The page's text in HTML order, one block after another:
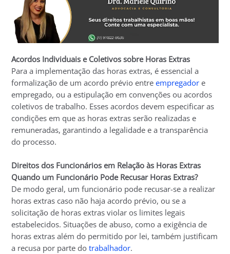
Acordos Individuais e Coletivos sobre Horas Extras
Para a implementação das horas extras, é essencial a
formalização de um acordo prévio entreempregador e
empregado, ou a estipulação em convenções ou acordos
coletivos de trabalho. Esses acordos devem especificar as
condições em que as horas extras serão realizadas e
remuneradas, garantindo a legalidade e a transparência
do processo.
Direitos dos Funcionários em Relação às Horas Extras
Quando um Funcionário Pode Recusar Horas Extras?
De modo geral, um funcionário pode recusar-se a realizar
horas extras caso não haja acordo prévio, ou se a
solicitação de horas extras violar os limites legais
estabelecidos. Situações de abuso, como a exigência de
horas extras além do permitido por lei, também justificam
a recusa por parte dotrabalhador.